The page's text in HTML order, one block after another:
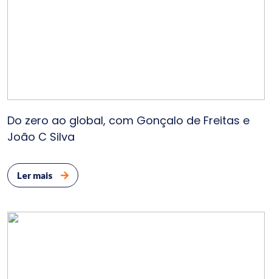
Do zero ao global, com Gonçalo de Freitas e
João C Silva
Ler mais